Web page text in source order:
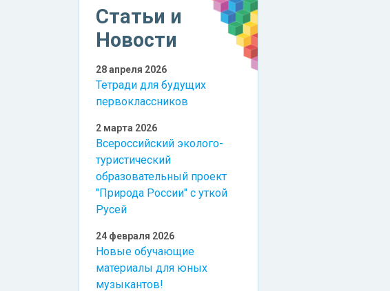
Статьи и
Новости
28 апреля 2026
Тетради для будущих
первоклассников
2 марта 2026
Всероссийский эколого-
туристический
образовательный проект
"Природа России" с уткой
Русей
24 февраля 2026
Новые обучающие
материалы для юных
музыкантов!